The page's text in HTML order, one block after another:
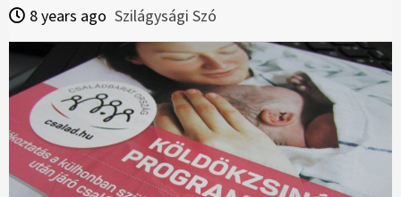
8 years ago Szilágysági Szó